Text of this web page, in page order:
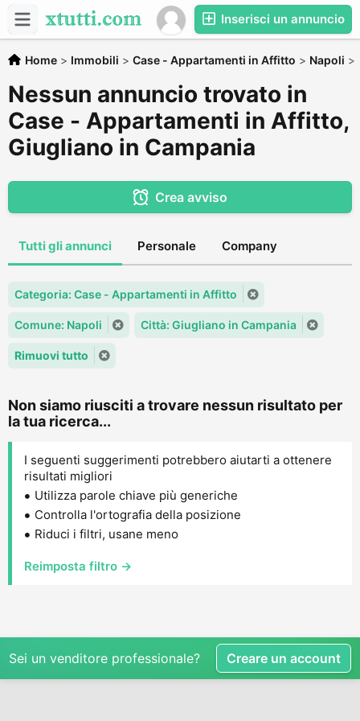
Inserisci un annuncio
Home > Immobili > Case - Appartamenti in Affitto > Napoli >
Nessun annuncio trovato in
Case - Appartamenti in Affitto,
Giugliano in Campania
Crea avviso
Tutti gli annunci Personale Company
Categoria: Case - Appartamenti in Affitto
Comune: Napoli Città: Giugliano in Campania
Rimuovi tutto
Non siamo riusciti a trovare nessun risultato per
la tua ricerca...
I seguenti suggerimenti potrebbero aiutarti a ottenere
risultati migliori
Utilizza parole chiave più generiche
Controlla l'ortografia della posizione
Riduci i filtri, usane meno
Reimposta filtro →
Sei un venditore professionale? Creare un account